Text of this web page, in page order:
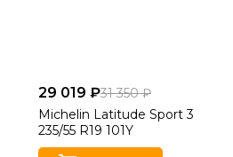
29 019 ₽31 350 ₽
Michelin Latitude Sport 3
235/55 R19 101Y